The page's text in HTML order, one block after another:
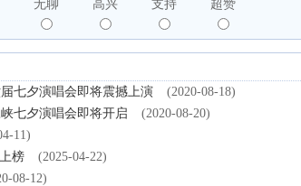
无聊 高兴 支持 超赞
七夕演唱会即将震撼上演
(2020-08-18)
七夕演唱会即将开启
(2020-08-20)
11)
榜
(2025-04-22)
08-12)